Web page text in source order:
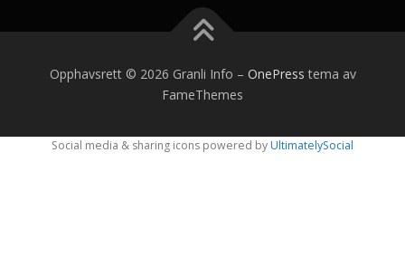
Opphavsrett © 2026 Granli Info – OnePress tema av
FameThemes
Social media & sharing icons powered byUltimatelySocial